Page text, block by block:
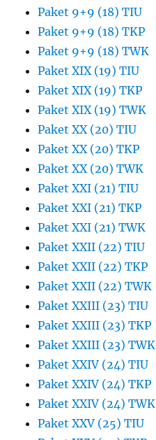
Paket 9+9 (18) TIU
Paket 9+9 (18) TKP
Paket 9+9 (18) TWK
Paket XIX (19) TIU
Paket XIX (19) TKP
Paket XIX (19) TWK
Paket XX (20) TIU
Paket XX (20) TKP
Paket XX (20) TWK
Paket XXI (21) TIU
Paket XXI (21) TKP
Paket XXI (21) TWK
Paket XXII (22) TIU
Paket XXII (22) TKP
Paket XXII (22) TWK
Paket XXIII (23) TIU
Paket XXIII (23) TKP
Paket XXIII (23) TWK
Paket XXIV (24) TIU
Paket XXIV (24) TKP
Paket XXIV (24) TWK
Paket XXV (25) TIU